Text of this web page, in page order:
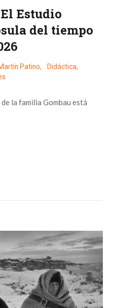
Estudio
del tiempo
Patino, Didáctica,
la familia Gombau está